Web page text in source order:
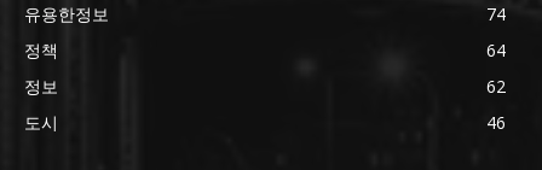
유용한정보
74
정책
64
정보
62
도시
46